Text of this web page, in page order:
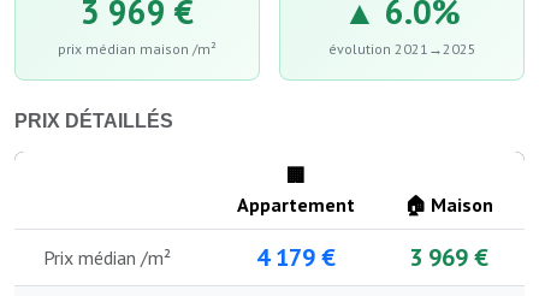
3 969 €
prix médian maison /m²
▲ 6.0%
évolution 2021→2025
PRIX DÉTAILLÉS
🏢
Appartement
🏠 Maison
Prix médian /m² 4 179 € 3 969 €